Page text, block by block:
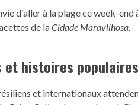
d'aller à la plage ce week-
de laCidade Maravilhosa.
et histoires populaires
et internationaux